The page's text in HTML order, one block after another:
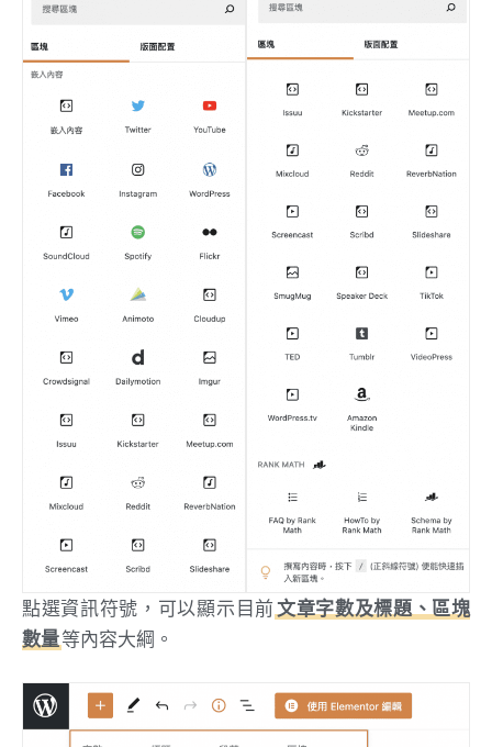
點選資訊符號，可以顯示目前 文章字數及標題、區塊
數量等內容大綱。